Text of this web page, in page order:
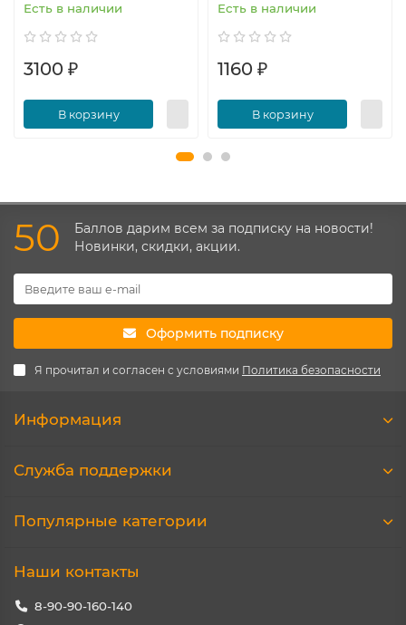
Есть в наличии
3100 ₽
В корзину
Есть в наличии
1160 ₽
В корзину
50
Баллов дарим всем за подписку на новости!
Новинки, скидки, акции.
Оформить подписку
Я прочитал и согласен с условиями Политика безопасности
Информация
Служба поддержки
Популярные категории
Наши контакты
8-90-90-160-140